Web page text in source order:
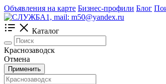
Объявления на карте Бизнес-профили Блог
Каталог
Краснозаводск
Отмена
Применить